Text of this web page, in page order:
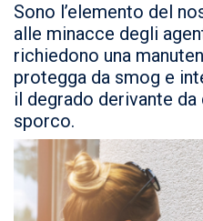
Sono l’elemento del
alle minacce degli
richiedono una
protegga da smog e
il degrado derivante
sporco.